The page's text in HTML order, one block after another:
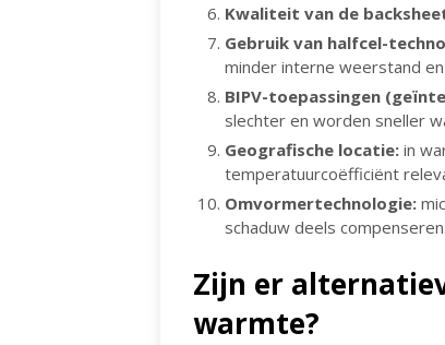
Kwaliteit van de
Gebruik van halfcel-
minder interne weerstand
BIPV-toepassingen
slechter en worden sneller
Geografische locatie:in
temperatuurcoëfficiënt
Omvormertechnologie:
schaduw deels compenseren.
Zijn er
warmte?